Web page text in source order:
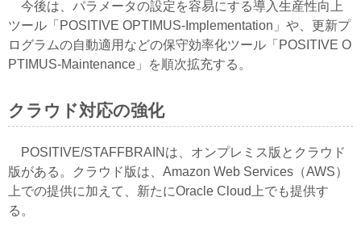
今後は、パラメータの設定を容易にする導入生産性向上
ツール「POSITIVE OPTIMUS-Implementation」や、更新プ
ログラムの自動適用などの保守効率化ツール「POSITIVE O
PTIMUS-Maintenance」を順次拡充する。
クラウド対応の強化
POSITIVE/STAFFBRAINは、オンプレミス版とクラウド
版がある。クラウド版は、Amazon Web Services（AWS）
上での提供に加えて、新たにOracle Cloud上でも提供す
る。